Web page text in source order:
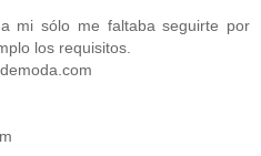
mi sólo me faltaba seguirte por
los requisitos.